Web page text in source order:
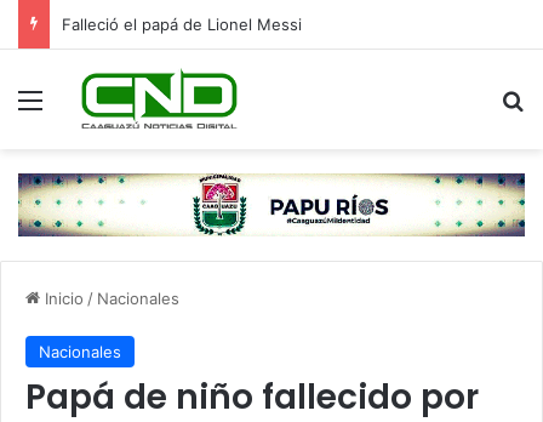
Falleció el papá de Lionel Messi
Menú
Inicio / Nacionales
Nacionales
Papá de niño fallecido por